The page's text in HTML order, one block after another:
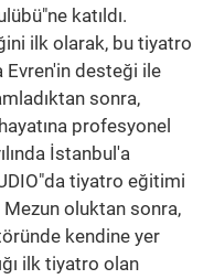
katıldı.
ilk olarak, bu tiyatro
Evren'in desteği ile
sonra,
profesyonel
İstanbul'a
tiyatro eğitimi
Mezun oluktan sonra,
kendine yer
ilk tiyatro olan